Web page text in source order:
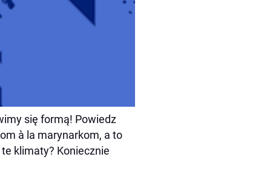
się formą! Powiedz
à la marynarkom, a to
klimaty? Koniecznie